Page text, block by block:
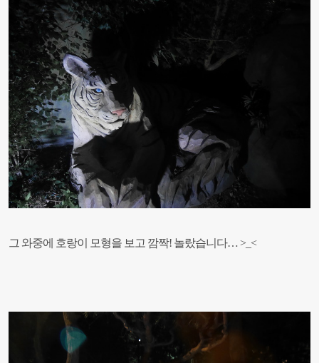
그 와중에 호랑이 모형을 보고 깜짝! 놀랐습니다… >_<